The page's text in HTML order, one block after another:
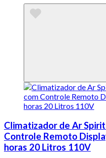
Climatizador de Ar
Controle Remoto
horas 20 Litros 110V